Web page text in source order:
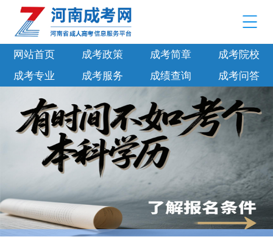
网站首页 成考政策 成考简章
成考院校
成考专业
成考服务 成绩查询 成考问答